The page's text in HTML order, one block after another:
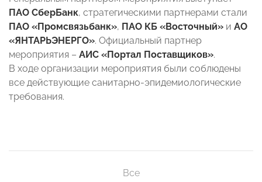
ПАО СберБанк, стратегическими партнерами стали
ПАО «Промсвязьбанк», ПАО КБ «Восточный» и АО
«ЯНТАРЬЭНЕРГО». Официальный партнер
мероприятия – АИС «Портал Поставщиков».
В ходе организации мероприятия были соблюдены
все действующие санитарно-эпидемиологические
требования.
Все